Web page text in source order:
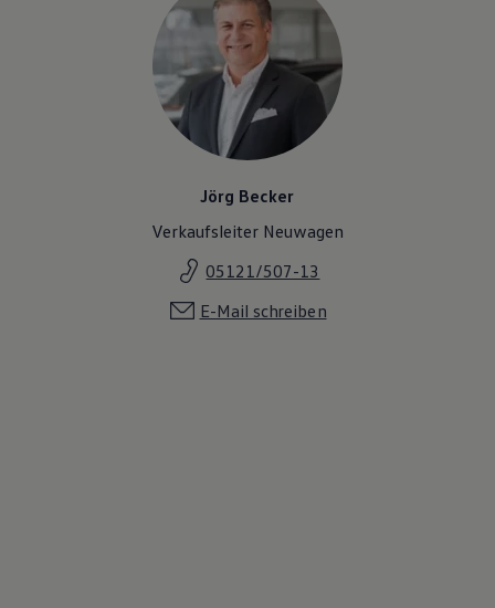
Jörg Becker
Verkaufsleiter Neuwagen
05121/507-13
E-Mail schreiben